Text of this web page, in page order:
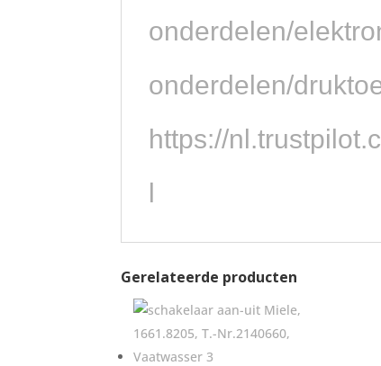
onderdelen/
onderdelen/
https://
Gerelateerde producten